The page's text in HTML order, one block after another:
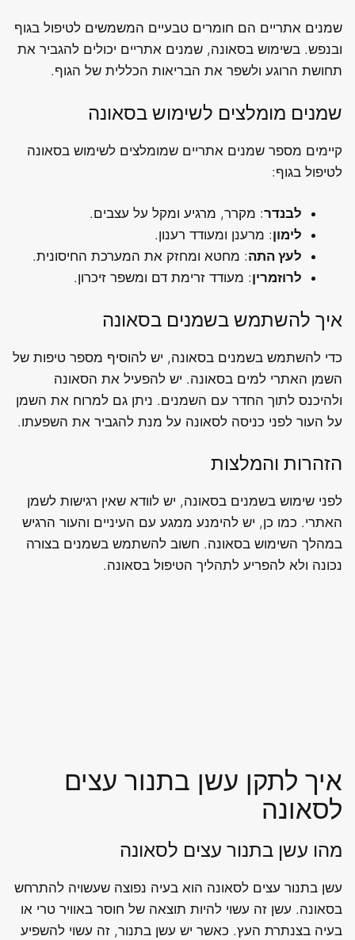
שמנים אתריים הם חומרים טבעיים המשמשים לטיפול בגוף
ובנפש. בשימוש בסאונה, שמנים אתריים יכולים להגביר את
תחושת הרוגע ולשפר את הבריאות הכללית של הגוף.
שמנים מומלצים לשימוש בסאונה
קיימים מספר שמנים אתריים שמומלצים לשימוש בסאונה
לטיפול בגוף:
לבנדר: מקרר, מרגיע ומקל על עצבים.
לימון: מרענן ומעודד רענון.
לעץ התה: מחטא ומחזק את המערכת החיסונית.
לרוזמרין: מעודד זרימת דם ומשפר זיכרון.
איך להשתמש בשמנים בסאונה
כדי להשתמש בשמנים בסאונה, יש להוסיף מספר טיפות של
השמן האתרי למים בסאונה. יש להפעיל את הסאונה
ולהיכנס לתוך החדר עם השמנים. ניתן גם למרוח את השמן
על העור לפני כניסה לסאונה על מנת להגביר את השפעתו.
הזהרות והמלצות
לפני שימוש בשמנים בסאונה, יש לוודא שאין רגישות לשמן
האתרי. כמו כן, יש להימנע ממגע עם העיניים והעור הרגיש
במהלך השימוש בסאונה. חשוב להשתמש בשמנים בצורה
נכונה ולא להפריע לתהליך הטיפול בסאונה.
איך לתקן עשן בתנור עצים
לסאונה
מהו עשן בתנור עצים לסאונה
עשן בתנור עצים לסאונה הוא בעיה נפוצה שעשויה להתרחש
בסאונה. עשן זה עשוי להיות תוצאה של חוסר באוויר טרי או
בעיה בצנתרת העץ. כאשר יש עשן בתנור, זה עשוי להשפיע